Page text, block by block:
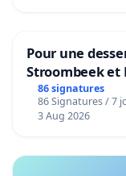
Pour une
Stroombeek et
bediening van
Voor
86 signatures
86 Signatures / 7
3 Aug 2026